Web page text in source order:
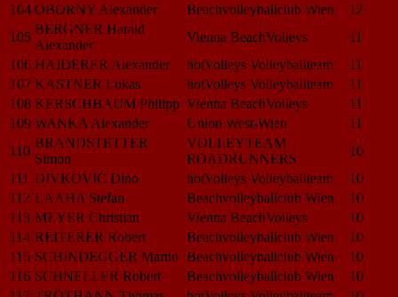
104 OBORNY Alexander Beachvolleyballclub Wien
12
105
BERGNER Harald
Alexander
Vienna BeachVolleys
11
106 HAIDERER Alexander hotVolleys Volleyballteam
11
107 KASTNER Lukas hotVolleys Volleyballteam
11
108 KERSCHBAUM Philipp Vienna BeachVolleys
11
109 WANKA Alexander Union West-Wien
11
110
BRANDSTETTER
Simon
VOLLEYTEAM
ROADRUNNERS
10
111 DIVKOVIĆ Dino hotVolleys Volleyballteam
10
112 LAAHA Stefan Beachvolleyballclub Wien
10
113 MEYER Christian Vienna BeachVolleys
10
114 REITERER Robert Beachvolleyballclub Wien
10
115 SCHINDEGGER Martin Beachvolleyballclub Wien
10
116 SCHNELLER Robert Beachvolleyballclub Wien
10